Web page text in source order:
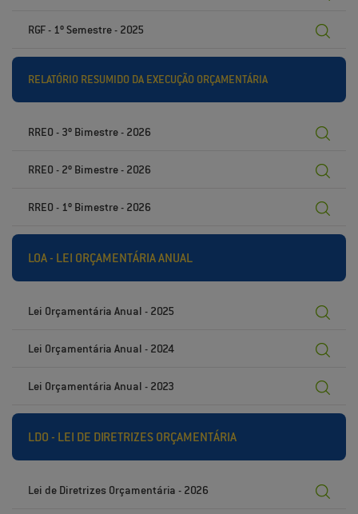
RGF - 1º Semestre - 2025
RELATÓRIO RESUMIDO DA EXECUÇÃO ORÇAMENTÁRIA
RREO - 3º Bimestre - 2026
RREO - 2º Bimestre - 2026
RREO - 1º Bimestre - 2026
LOA - LEI ORÇAMENTÁRIA ANUAL
Lei Orçamentária Anual - 2025
Lei Orçamentária Anual - 2024
Lei Orçamentária Anual - 2023
LDO - LEI DE DIRETRIZES ORÇAMENTÁRIA
Lei de Diretrizes Orçamentária - 2026